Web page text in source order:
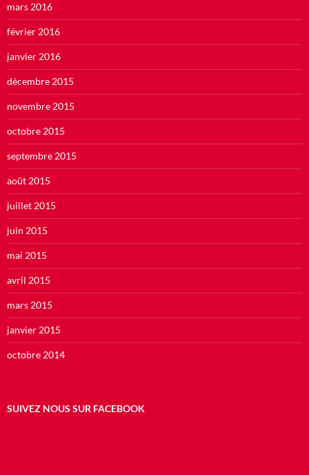
mars 2016
février 2016
janvier 2016
décembre 2015
novembre 2015
octobre 2015
septembre 2015
août 2015
juillet 2015
juin 2015
mai 2015
avril 2015
mars 2015
janvier 2015
octobre 2014
SUIVEZ NOUS SUR FACEBOOK